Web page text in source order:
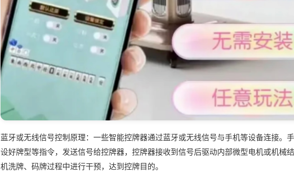
蓝牙或无线信号控制原理：一些智能控牌器通过蓝牙或无线信号与手机等设备连接。
设好牌型等指令，发送信号给控牌器，控牌器接收到信号后驱动内部微型电机或机械
机洗牌、码牌过程中进行干预，达到控牌目的。